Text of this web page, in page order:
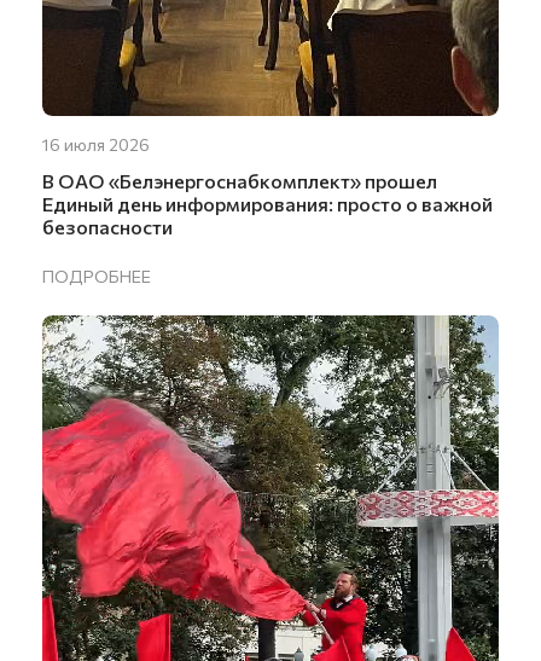
16 июля 2026
В ОАО «Белэнергоснабкомплект» прошел
Единый день информирования: просто о важной
безопасности
ПОДРОБНЕЕ